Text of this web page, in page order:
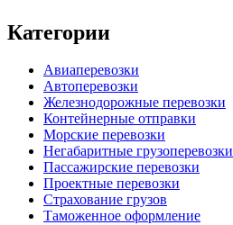
Категории
Авиаперевозки
Автоперевозки
Железнодорожные перевозки
Контейнерные отправки
Морские перевозки
Негабаритные грузоперевозки
Пассажирские перевозки
Проектные перевозки
Страхование грузов
Таможенное оформление